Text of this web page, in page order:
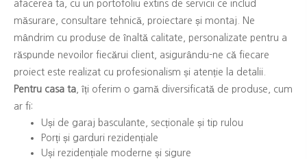
afacerea ta, cu un portofoliu extins de servicii ce includ
măsurare, consultare tehnică, proiectare și montaj. Ne
mândrim cu produse de înaltă calitate, personalizate pentru a
răspunde nevoilor fiecărui client, asigurându-ne că fiecare
proiect este realizat cu profesionalism și atenție la detalii.
Pentru casa ta , îți oferim o gamă diversificată de produse, cum
ar fi:
Uși de garaj basculante, secționale și tip rulou
Porți și garduri rezidențiale
Uși rezidențiale moderne și sigure